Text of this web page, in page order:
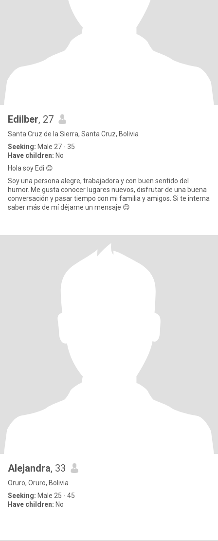
Edilber, 27
Santa Cruz de la Sierra, Santa Cruz, Bolivia
Seeking: Male 27 - 35
Have children: No
Hola soy Edi 😊
Soy una persona alegre, trabajadora y con buen sentido del
humor. Me gusta conocer lugares nuevos, disfrutar de una buena
conversación y pasar tiempo con mi familia y amigos. Si te interna
saber más de mí déjame un mensaje 😊
Alejandra, 33
Oruro, Oruro, Bolivia
Seeking: Male 25 - 45
Have children: No